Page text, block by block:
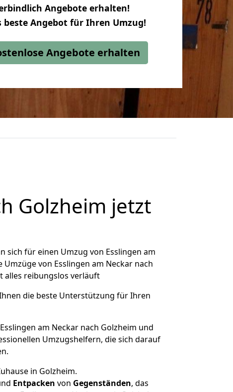
Angebote erhalten!
beste Angebot für Ihren Umzug!
Angebote erhalten
Golzheim jetzt
sich für einen Umzug von Esslingen am
von Esslingen am Neckar nach
alles reibungslos verläuft
die beste Unterstützung für Ihren
am Neckar nach Golzheim und
Umzugshelfern, die sich darauf
in Golzheim.
Entpacken von Gegenständen, das